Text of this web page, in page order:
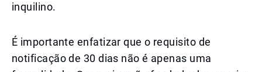
inquilino.
É importante enfatizar que o requisito de
notificação de 30 dias não é apenas uma